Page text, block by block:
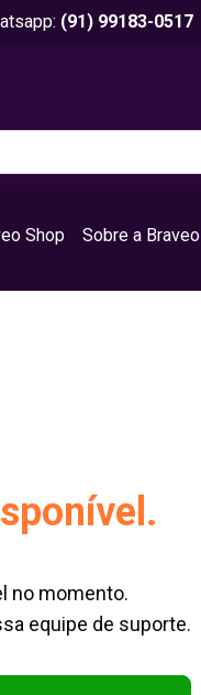
(91) 99183-0517
Shop Sobre a Braveo
no momento.
equipe de suporte.